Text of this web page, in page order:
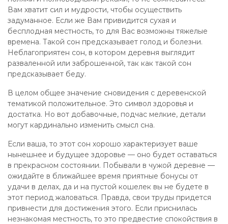
Вам хватит сил и мудрости, чтобы осуществить
задуманное. Если же Вам привидится сухая и
бесплодная местность, то для Вас возможны тяжелые
времена. Такой сон предсказывает голод и болезни.
Неблагоприятен сон, в котором деревня выглядит
разваленной или заброшенной, так как такой сон
предсказывает беду.
В целом общее значение сновидения с деревенской
тематикой положительное. Это символ здоровья и
достатка. Но вот добавочные, подчас мелкие, детали
могут кардинально изменить смысл сна.
Если ваша, то этот сон хорошо характеризует ваше
нынешнее и будущее здоровье — оно будет оставаться
в прекрасном состоянии. Побывали в чужой деревне —
ожидайте в ближайшее время приятные бонусы от
удачи в делах, да и на пустой кошелек вы не будете в
этот период жаловаться. Правда, свои труды придется
привнести для достижения этого. Если приснилась
незнакомая местность, то это предвестие спокойствия в